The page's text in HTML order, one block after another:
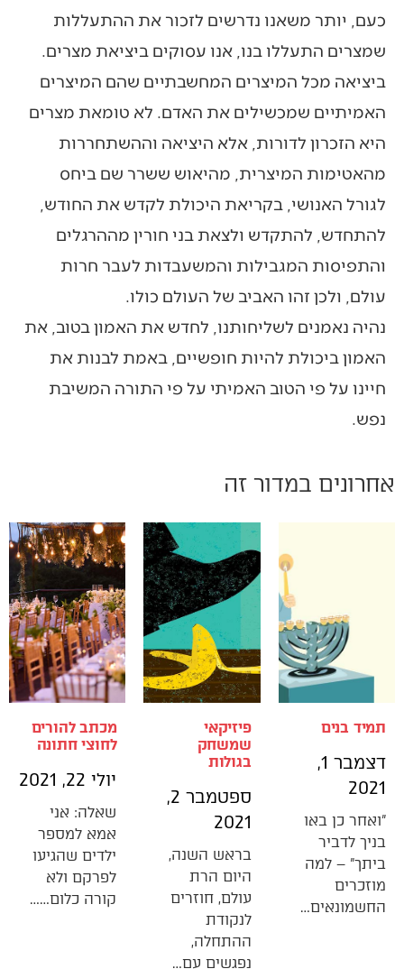
כעם, יותר משאנו נדרשים לזכור את ההתעללות
שמצרים התעללו בנו, אנו עסוקים ביציאת מצרים.
ביציאה מכל המיצרים המחשבתיים שהם המיצרים
האמיתיים שמכשילים את האדם. לא טומאת מצרים
היא הזכרון לדורות, אלא היציאה וההשתחררות
מהאטימות המיצרית, מהיאוש ששרר שם ביחס
לגורל האנושי, בקריאת היכולת לקדש את החודש,
להתחדש, להתקדש ולצאת בני חורין מההרגלים
והתפיסות המגבילות והמשעבדות לעבר חרות
עולם, ולכן זהו האביב של העולם כולו.
נהיה נאמנים לשליחותנו, לחדש את האמון בטוב, את
האמון ביכולת להיות חופשיים, באמת לבנות את
חיינו על פי הטוב האמיתי על פי התורה המשיבת
נפש.
אחרונים במדור זה
תמיד בנים
דצמבר 1,
2021
"ואחר כן באו
בניך לדביר
ביתך" – למה
מוזכרים
החשמונאים…
פיזיקאי
שמשחק
בגולות
ספטמבר 2,
2021
בראש השנה,
היום הרת
עולם, חוזרים
לנקודת
ההתחלה,
נפגשים עם…
מכתב להורים
לחוצי חתונה
יולי 22, 2021
שאלה: אני
אמא למספר
ילדים שהגיעו
לפרקם ולא
קורה כלום……